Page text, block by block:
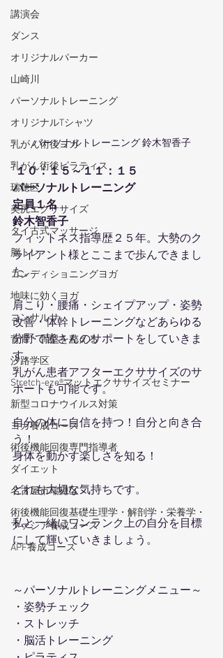
講演会
ダンス
オリジナルパーカー
山崎川
パーソナルトレーニング
オリジナルTシャツ
乳がん術後ヨガ
乳がん術後ピラティス
瑞穂区
美尻エクササイズ
タイ古式マッサージ
脳トレ
コンディショニングヨガ
地味に効くヨガ
コンサルサ
背骨・骨盤を整える
汐路学区
Stretch-eze®マットエクササイズセミナー
新型コロナウイルス対策
ヨガ養成コース
術後機能回復専門指導者
ダイエット
名古屋市瑞穂区
術後機能回復基礎生理学・解剖学・栄養学・
ファシア養成コース
APF養成コース
パーソナルトレーニング 鈴木智香子
１０：１５～１１：１５
パーソナルトレーニング
定員１名
鈴木智香子
フィットネス指導歴２５年。大勢のク
ライアント様とここまで歩んできまし
た。
肩こり・腰痛・シェイプアップ・姿勢
改善・体幹トレーニングなどあらゆる
分野で皆さんのサポートをしていきま
す。
乳がん患者アフターエクササイズのサ
ポートも可能です。
自分の体に自信を持つ！自分と向き合
う！
身体を動かす楽しさを知る！
どれも大切な気持ちです。
私と一緒にワンランク上の自分を目標
にして輝いていきましょう。
～パーソナルトレーニングメニュー～
・姿勢チェック
・ストレッチ
・脳活トレーニング